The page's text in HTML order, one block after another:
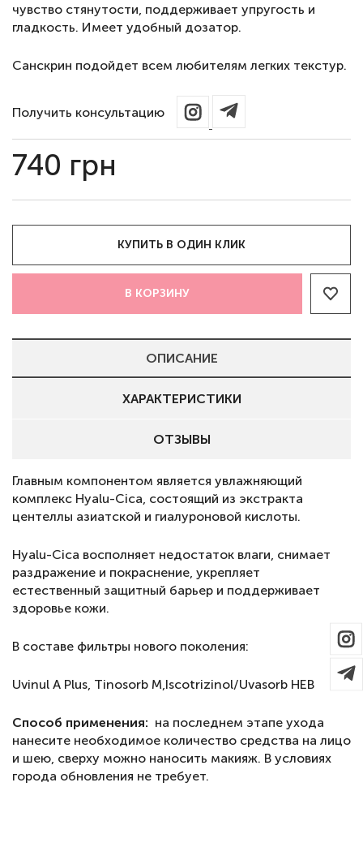
чувство стянутости, поддерживает упругость и
гладкость. Имеет удобный дозатор.
Санскрин подойдет всем любителям легких текстур.
Получить консультацию
740 грн
КУПИТЬ В ОДИН КЛИК
В КОРЗИНУ
ОПИСАНИЕ
ХАРАКТЕРИСТИКИ
ОТЗЫВЫ
Главным компонентом является увлажняющий
комплекс Hyalu-Cica, состоящий из экстракта
центеллы азиатской и гиалуроновой кислоты.
Hyalu-Cica восполняет недостаток влаги, снимает
раздражение и покраснение, укрепляет
естественный защитный барьер и поддерживает
здоровье кожи.
В составе фильтры нового поколения:
Uvinul A Plus, Tinosorb M,Iscotrizinol/Uvasorb HEB
Способ применения: на последнем этапе ухода
нанесите необходимое количество средства на лицо
и шею, сверху можно наносить макияж. В условиях
города обновления не требует.